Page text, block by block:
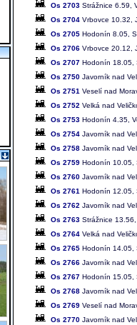
Os 2703 Strážnice 6.59,
Os 2704 Vrbovce 10.32,
Os 2705 Hodonín 8.05,
Os 2706 Vrbovce 20.12,
Os 2707 Hodonín 18.05,
Os 2750 Javorník nad
Os 2751 Veselí nad
Os 2752 Velká nad
Os 2753 Hodonín 4.35,
Os 2754 Javorník nad
Os 2758 Javorník nad
Os 2759 Hodonín 10.05,
Os 2760 Javorník nad
Os 2761 Hodonín 12.05,
Os 2762 Javorník nad
Os 2763 Strážnice
Os 2764 Velká nad
Os 2765 Hodonín 14.05,
Os 2766 Javorník nad
Os 2767 Hodonín 15.05,
Os 2768 Javorník nad
Os 2769 Veselí nad
Os 2770 Javorník nad